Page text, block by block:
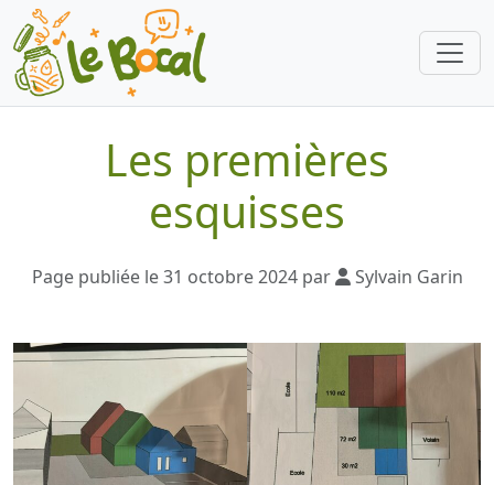
Les premières
esquisses
Page publiée le 31 octobre 2024 par Sylvain Garin